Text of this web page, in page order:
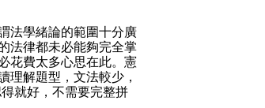
法學緒論的範圍十分廣
法律都未必能夠完全掌
花費太多心思在此。憲
理解題型，文法較少，
就好，不需要完整拼